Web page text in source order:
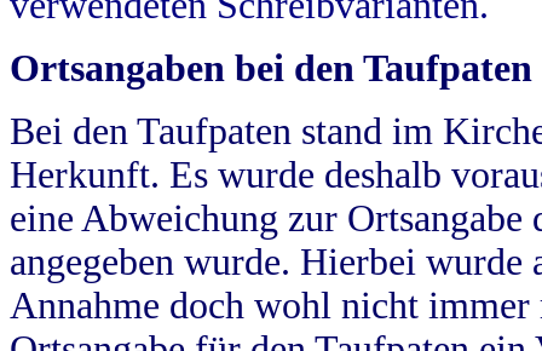
Ortsangaben bei den Taufpaten
Bei den Taufpaten stand im
Herkunft. Es wurde deshalb
eine Abweichung zur
angegeben wurde. Hierbei wurde
Annahme doch wohl nicht